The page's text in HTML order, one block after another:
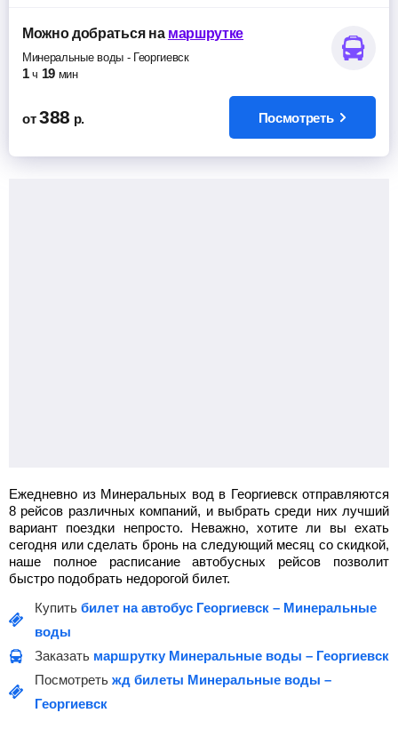
Можно добратьсяна маршрутке
Минеральные воды- Георгиевск
1 ч 19 мин
от 388 р. Посмотреть
Ежедневно из Минеральных вод в Георгиевск отправляются
8 рейсов различных компаний, и выбрать среди них лучший
вариант поездки непросто. Неважно, хотите ли вы ехать
сегодня или сделать бронь на следующий месяц со скидкой,
наше полное расписание автобусных рейсов позволит
быстро подобрать недорогой билет.
Купить билет на автобус Георгиевск – Минеральные
воды
Заказать маршрутку Минеральные воды – Георгиевск
Посмотреть жд билеты Минеральные воды –
Георгиевск